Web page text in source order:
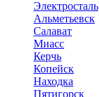
Электросталь
Альметьевск
Салават
Миасс
Керчь
Копейск
Находка
Пятигорск